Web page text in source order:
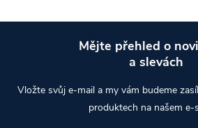
Mějte přehled o
a slevách
Vložte svůj e-mail a my vám budeme
produktech na našem e-